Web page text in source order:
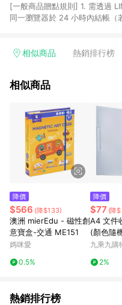
[一般商品贈點規則] 1. 需透過
同一瀏覽器於 24 小時內結帳
回饋訂單不得享有 Pinkoi 站方
行為，不具贈點資格，部分退款
貨後 45 天後發送。 8. 群眾募
運費，攤位費等不具贈點資格
顏色、價位、贈品如與 Pinkoi
Pinkoi 購物商品資訊頁及購物
則請以點數紅包活動說明為準
頁面後才首次下載 Pinkoi APP
上，首次下載 Pinkoi APP 後，
相似商品 熱銷排行榜
相似商品
降價
$566 (降$133)
澳洲 mierEdu - 磁性創
意寶盒-交通 ME151
媽咪愛
0.5%
降價
$77 (降
A4 文件
(顏色隨
九乘九購
2%
熱銷排行榜